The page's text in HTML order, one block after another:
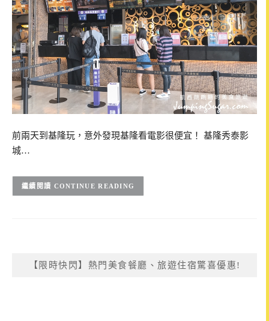
前兩天到基隆玩，意外發現基隆看電影很便宜！ 基隆秀泰影
城…
CONTINUE READING
【限時快閃】熱門美食餐廳、旅遊住宿驚喜優惠!